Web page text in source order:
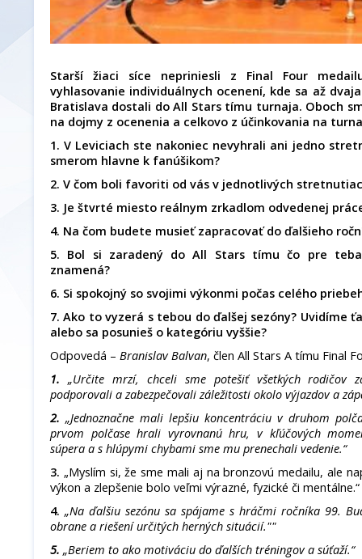
Starší žiaci síce nepriniesli z Final Four
vyhlasovanie individuálnych ocenení, kde sa až
Bratislava dostali do All Stars tímu turnaja. Oboch
na dojmy z ocenenia a celkovo z účinkovania na
1. V Leviciach ste nakoniec nevyhrali ani jedno
smerom hlavne k fanúšikom?
2. V čom boli favoriti od vás v jednotlivých
3. Je štvrté miesto reálnym zrkadlom odvedenej
4. Na čom budete musieť zapracovať do ďalšieho
5. Bol si zaradený do All Stars tímu čo pre
znamená?
6. Si spokojný so svojimi výkonmi počas celého
7. Ako to vyzerá s tebou do ďalšej sezóny? Uvidíme
alebo sa posunieš o kategóriu vyššie?
Odpovedá – Branislav Balvan, člen All Stars A tímu Final
1. „Určite mrzí, chceli sme potešiť všetkých rodičov
podporovali a zabezpečovali záležitosti okolo výjazdov a
2. „Jednoznačne mali lepšiu koncentráciu v druhom
prvom polčase hrali vyrovnanú hru, v kľúčových
súpera a s hlúpymi chybami sme mu prenechali vedenie.“
3. „Myslím si, že sme mali aj na bronzovú medailu, ale
výkon a zlepšenie bolo veľmi výrazné, fyzické či mentálne.“
4. „Na ďalšiu sezónu sa spájame s hráčmi ročníka 99.
obrane a riešení určitých herných situácií.""
5. „Beriem to ako motiváciu do ďalších tréningov a súťaží.“